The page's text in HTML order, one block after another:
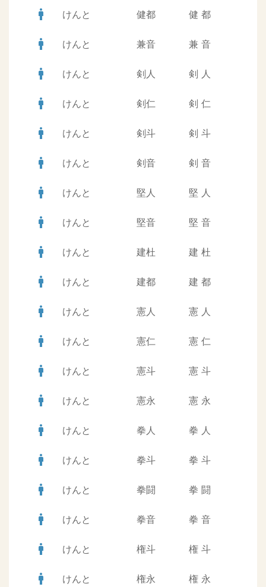
man けんと 健都 健 都
man けんと 兼音 兼 音
man けんと 剣人 剣 人
man けんと 剣仁 剣 仁
man けんと 剣斗 剣 斗
man けんと 剣音 剣 音
man けんと 堅人 堅 人
man けんと 堅音 堅 音
man けんと 建杜 建 杜
man けんと 建都 建 都
man けんと 憲人 憲 人
man けんと 憲仁 憲 仁
man けんと 憲斗 憲 斗
man けんと 憲永 憲 永
man けんと 拳人 拳 人
man けんと 拳斗 拳 斗
man けんと 拳闘 拳 闘
man けんと 拳音 拳 音
man けんと 権斗 権 斗
man けんと 権永 権 永